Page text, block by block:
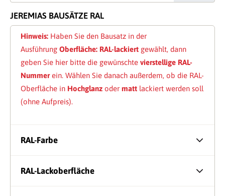
JEREMIAS BAUSÄTZE RAL
Hinweis: Haben Sie den Bausatz in der
Ausführung Oberfläche: RAL-lackiert gewählt, dann
geben Sie hier bitte die gewünschte vierstellige RAL-
Nummerein. Wählen Sie danach außerdem, ob die RAL-
Oberfläche in Hochglanz oder matt lackiert werden soll
(ohne Aufpreis).
RAL-Farbe
RAL-Lackoberfläche